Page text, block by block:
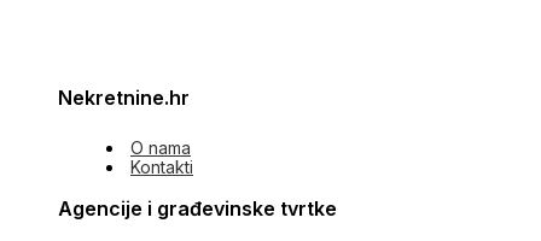
Nekretnine.hr
O nama
Kontakti
Agencije i građevinske tvrtke